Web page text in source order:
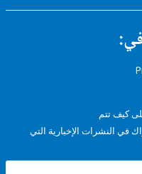
الإخبارية التي